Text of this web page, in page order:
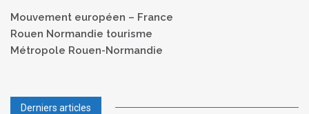
Mouvement européen – France
Rouen Normandie tourisme
Métropole Rouen-Normandie
Derniers articles